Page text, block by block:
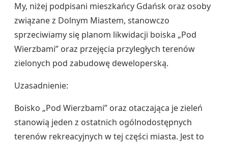
My, niżej podpisani mieszkańcy Gdańsk oraz osoby
związane z Dolnym Miastem, stanowczo
sprzeciwiamy się planom likwidacji boiska „Pod
Wierzbami” oraz przejęcia przyległych terenów
zielonych pod zabudowę deweloperską.
Uzasadnienie:
Boisko „Pod Wierzbami” oraz otaczająca je zieleń
stanowią jeden z ostatnich ogólnodostępnych
terenów rekreacyjnych w tej części miasta. Jest to